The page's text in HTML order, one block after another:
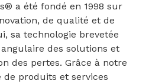
a été fondé en 1998 sur
de qualité et de
sa technologie brevetée
des solutions et
des pertes. Grâce à notre
produits et services